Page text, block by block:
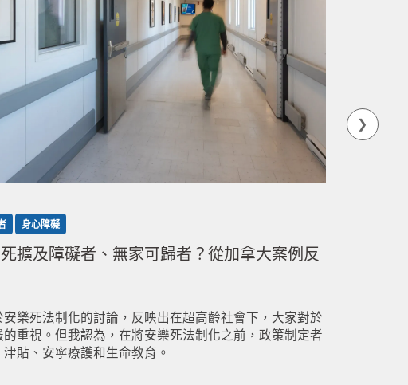
身心障礙
擴及障礙者、無家可歸者？從加拿大案例反
樂死法制化的討論，反映出在超高齡社會下，大家對於
的重視。但我認為，在將安樂死法制化之前，政策制定者
貼、安寧療護和生命教育。